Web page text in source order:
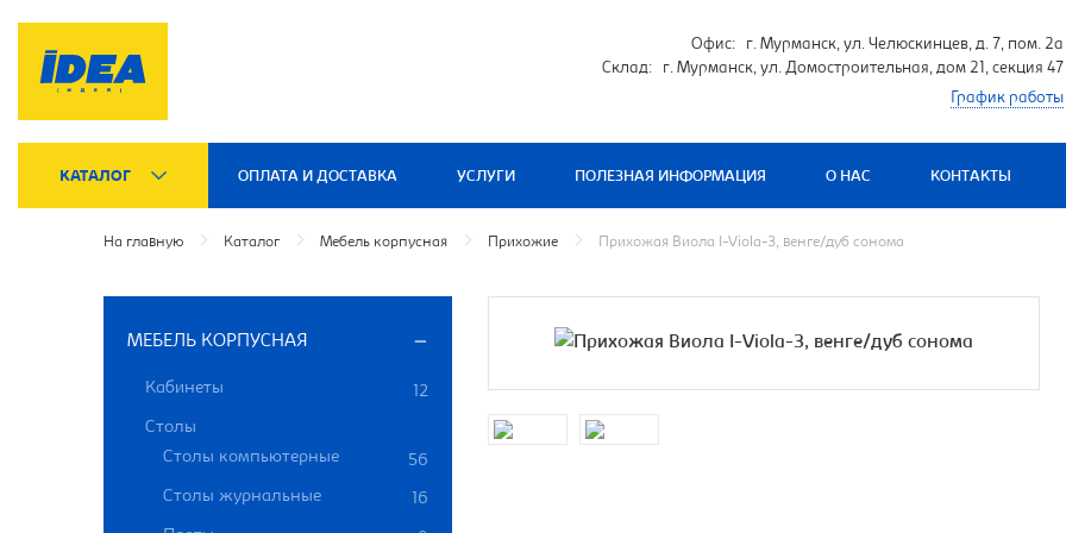
Офис: г. Мурманск, ул. Челюскинцев, д. 7, пом. 2а
Склад: г. Мурманск, ул. Домостроительная, дом 21, секция 47
График работы
КАТАЛОГ ОПЛАТА И ДОСТАВКА УСЛУГИ ПОЛЕЗНАЯ ИНФОРМАЦИЯ О НАС КОНТАКТЫ
На главную Каталог Мебель корпусная Прихожие Прихожая Виола I-Viola-3, венге/дуб сонома
МЕБЕЛЬ КОРПУСНАЯ
Кабинеты
12
Столы
Столы компьютерные
56
Столы журнальные
16